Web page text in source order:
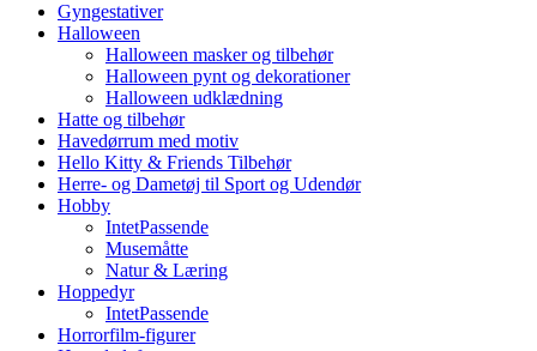
Gyngestativer
Halloween
Halloween masker og tilbehør
Halloween pynt og dekorationer
Halloween udklædning
Hatte og tilbehør
Havedørrum med motiv
Hello Kitty & Friends Tilbehør
Herre- og Dametøj til Sport og Udendør
Hobby
IntetPassende
Musemåtte
Natur & Læring
Hoppedyr
IntetPassende
Horrorfilm-figurer